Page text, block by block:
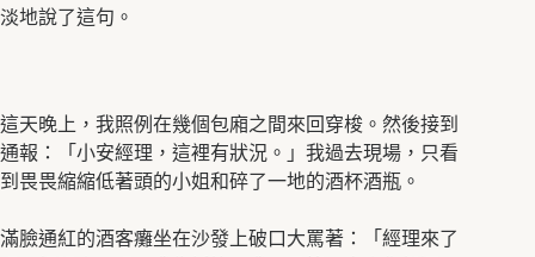
淡地說了這句。
這天晚上，我照例在幾個包廂之間來回穿梭。然後接到
通報：「小安經理，這裡有狀況。」我過去現場，只看
到畏畏縮縮低著頭的小姐和碎了一地的酒杯酒瓶。
滿臉通紅的酒客癱坐在沙發上破口大罵著：「經理來了